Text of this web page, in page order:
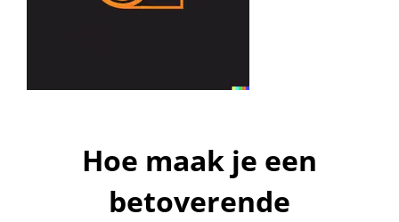
Hoe maak je een
betoverende